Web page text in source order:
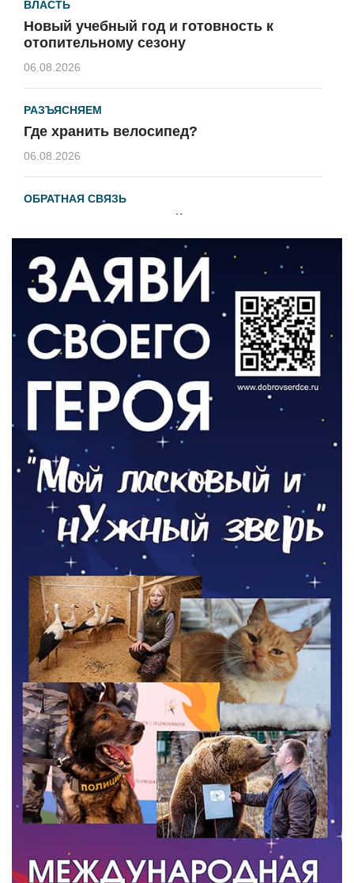
ВЛАСТЬ
Новый учебный год и готовность к
отопительному сезону
06.08.2026
РАЗЪЯСНЯЕМ
Где хранить велосипед?
06.08.2026
ОБРАТНАЯ СВЯЗЬ
ВЛАСТЬ
День памяти и «Симфония народов»
06.08.2026
Новый настил на экотропе
05.08.2026